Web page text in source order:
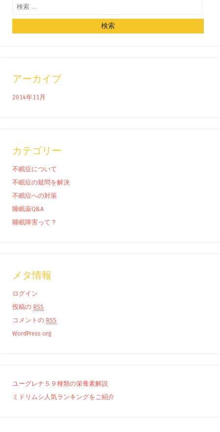
検索
アーカイブ
2014年11月
カテゴリー
不眠症について
不眠症の疑問を解決
不眠症への対策
睡眠薬Q&A
睡眠障害って？
メタ情報
ログイン
投稿の RSS
コメントの RSS
WordPress.org
ユーグレナ５９種類の栄養素解説
ミドリムシ人気ランキングをご紹介